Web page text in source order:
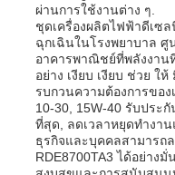
ผ่านการใช้งานต่าง ๆ.
ชุดเครื่องผลิตไฟฟ้าดีเซ
ฉุกเฉินในโรงพยาบาล
อาคารพาณิชย์ที่พลังงาน
อย่าง เงียบ เงียบ ช่วย ใ
รบกวนความต้องการของ
10-30, 15W-40 รับประ
ที่สุด, ลดเวลาหยุดทํางา
ธุรกิจและบุคคลสามารถ
RDE8700TA3 ได้อย่าง